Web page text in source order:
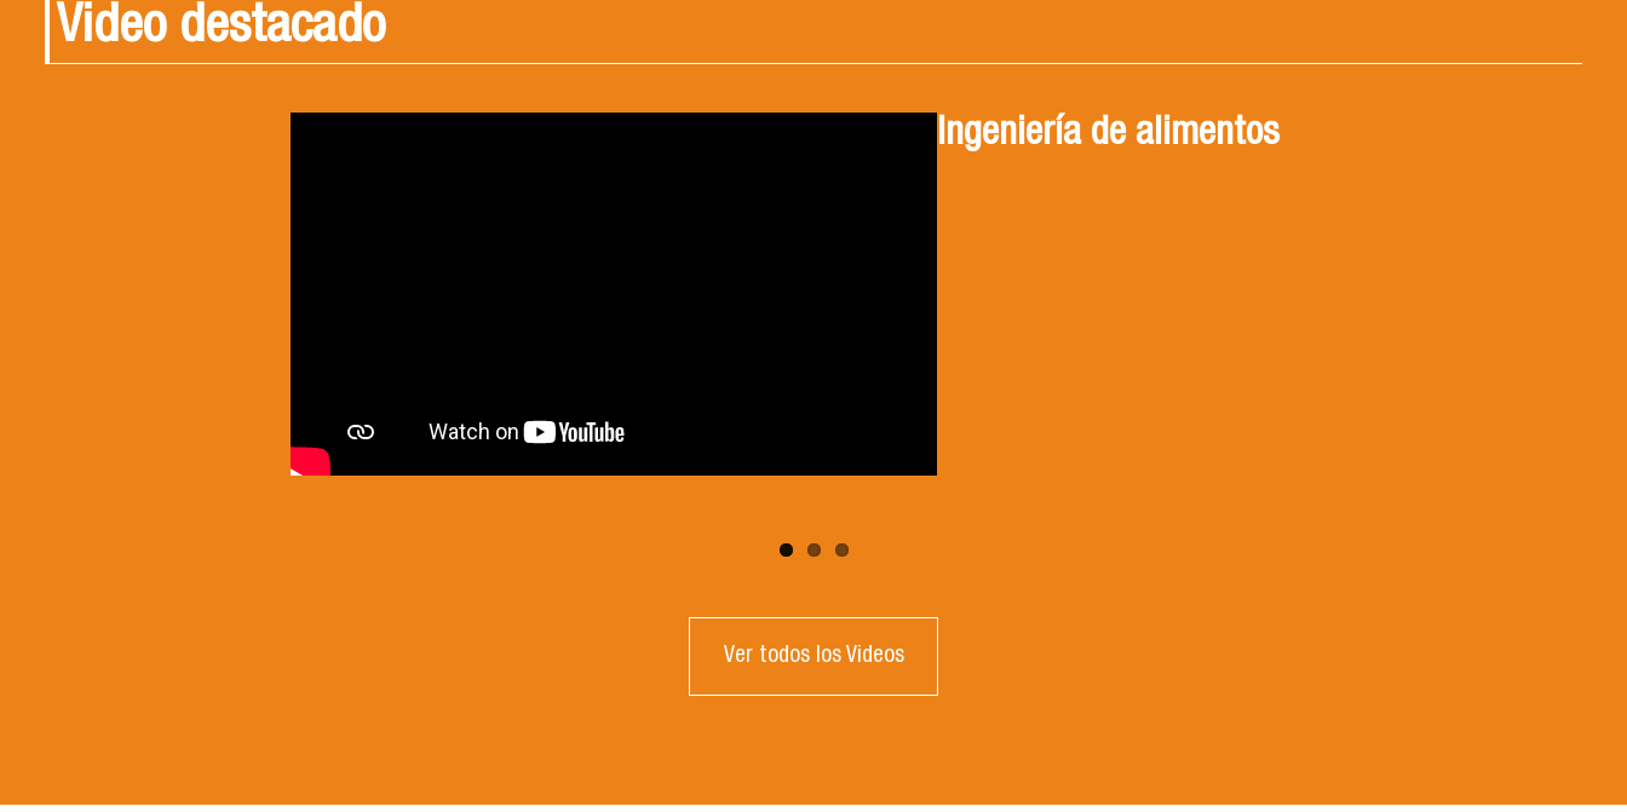
Video destacado
Conoce a Decytal, un departamento
Ver todos los Videos